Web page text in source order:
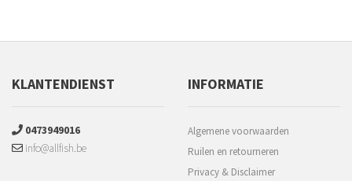
KLANTENDIENST
0473949016
info@allfish.be
INFORMATIE
Algemene voorwaarden
Ruilen en retourneren
Privacy & Disclaimer